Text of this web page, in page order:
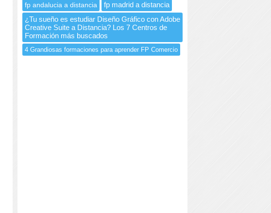
fp andalucia a distancia
fp madrid a distancia
¿Tu sueño es estudiar Diseño Gráfico con Adobe
Creative Suite a Distancia? Los 7 Centros de
Formación más buscados
4 Grandiosas formaciones para aprender FP Comercio